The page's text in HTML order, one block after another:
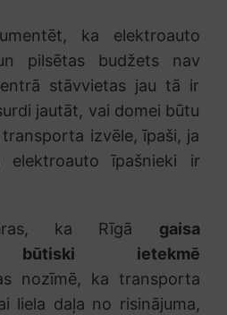
ka elektroauto
pilsētas budžets nav
stāvvietas jau tā ir
jautāt, vai domei būtu
izvēle, īpaši, ja
elektroauto īpašnieki ir
ka Rīgā gaisa
būtiski ietekmē
nozīmē, ka transporta
liela daļa no risinājuma,